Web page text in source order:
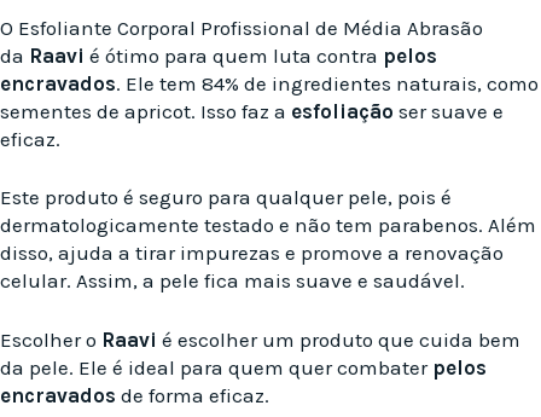
O Esfoliante Corporal Profissional de Média Abrasão
da Raavi é ótimo para quem luta contra pelos
encravados. Ele tem 84% de ingredientes naturais, como
sementes de apricot. Isso faz a esfoliação ser suave e
eficaz.
Este produto é seguro para qualquer pele, pois é
dermatologicamente testado e não tem parabenos. Além
disso, ajuda a tirar impurezas e promove a renovação
celular. Assim, a pele fica mais suave e saudável.
Escolher o Raavi é escolher um produto que cuida bem
da pele. Ele é ideal para quem quer combater pelos
encravados de forma eficaz.